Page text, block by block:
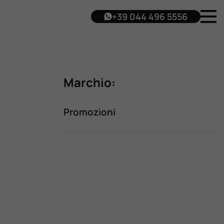
+39 044 496 5556
Marchio:
Promozioni